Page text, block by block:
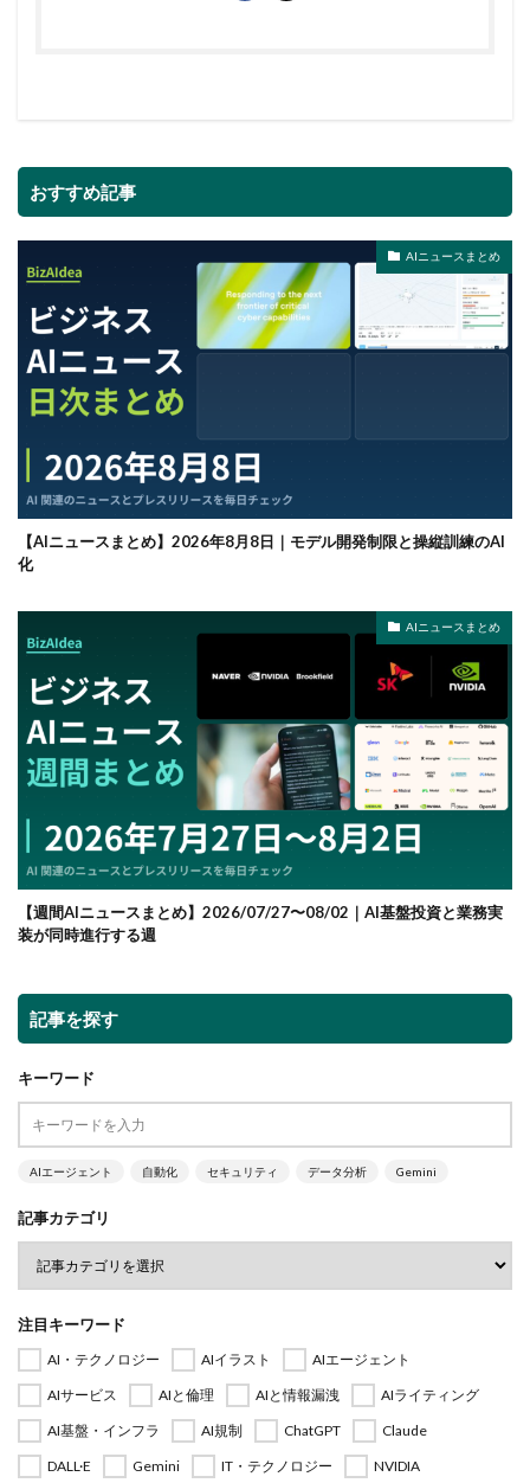
おすすめ記事
AIニュースまとめ
【AIニュースまとめ】2026年8月8日｜モデル開発制限と操縦訓練のAI
化
AIニュースまとめ
【週間AIニュースまとめ】2026/07/27〜08/02｜AI基盤投資と業務実
装が同時進行する週
記事を探す
キーワード
AIエージェント 自動化 セキュリティ データ分析 Gemini
記事カテゴリ
注目キーワード
AI・テクノロジー AIイラスト
AIエージェント
AIサービス
AIと倫理 AIと情報漏洩
AIライティング
AI基盤・インフラ
AI規制 ChatGPT
Claude
DALL·E
Gemini IT・テクノロジー NVIDIA